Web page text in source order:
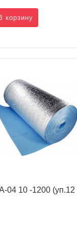
корзину
04 10 -1200 (уп.12